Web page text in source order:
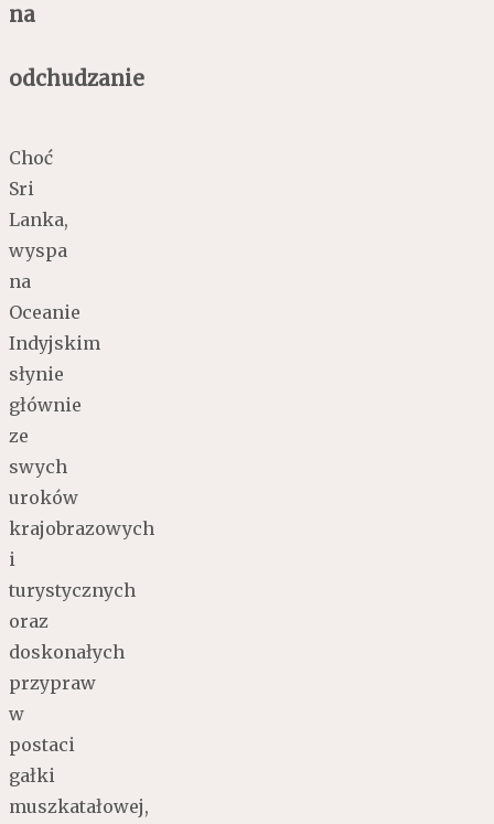
na
odchudzanie
Choć
Sri
Lanka,
wyspa
na
Oceanie
Indyjskim
słynie
głównie
ze
swych
uroków
krajobrazowych
i
turystycznych
oraz
doskonałych
przypraw
w
postaci
gałki
muszkatałowej,